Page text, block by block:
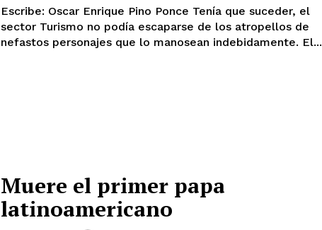
Nosotros
Contacto
Escribe: Oscar Enrique Pino Ponce Tenía que suceder, el
sector Turismo no podía escaparse de los atropellos de
nefastos personajes que lo manosean indebidamente. El...
Muere el primer papa
latinoamericano